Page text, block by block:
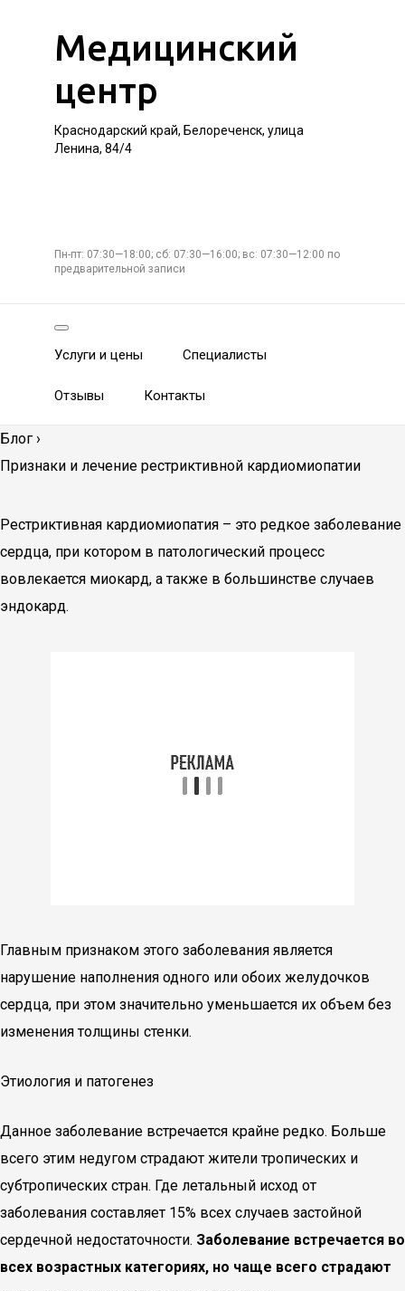
Медицинский
центр
Краснодарский край, Белореченск, улица
Ленина, 84/4
Пн-пт: 07:30—18:00; сб: 07:30—16:00; вс: 07:30—12:00 по
предварительной записи
Услуги и цены Специалисты
Отзывы Контакты
Блог ›
Признаки и лечение рестриктивной кардиомиопатии
Рестриктивная кардиомиопатия – это редкое заболевание
сердца, при котором в патологический процесс
вовлекается миокард, а также в большинстве случаев
эндокард.
Главным признаком этого заболевания является
нарушение наполнения одного или обоих желудочков
сердца, при этом значительно уменьшается их объем без
изменения толщины стенки.
Этиология и патогенез
Данное заболевание встречается крайне редко. Больше
всего этим недугом страдают жители тропических и
субтропических стран. Где летальный исход от
заболевания составляет 15% всех случаев застойной
сердечной недостаточности. Заболевание встречается во
всех возрастных категориях, но чаще всего страдают